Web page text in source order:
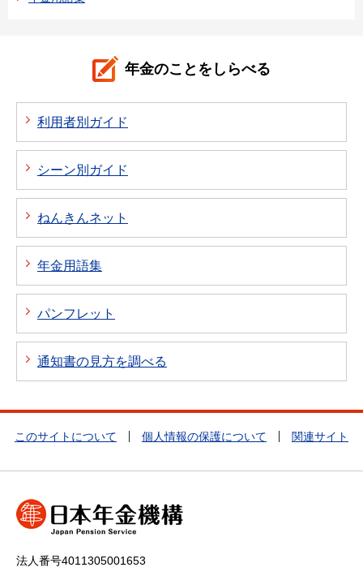
年金のことをしらべる
利用者別ガイド
シーン別ガイド
ねんきんネット
年金用語集
パンフレット
通知書の見方を調べる
このサイトについて 個人情報の保護について 関連サイト
法人番号4011305001653